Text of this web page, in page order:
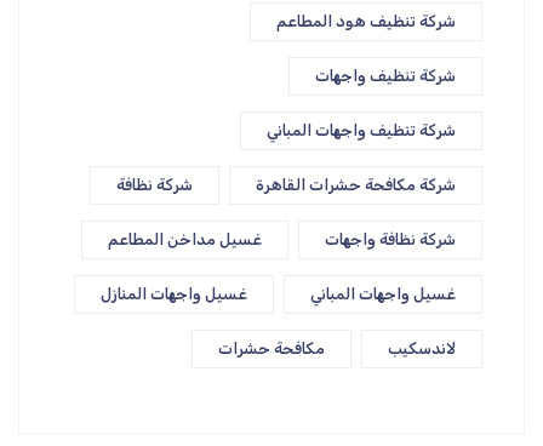
شركة تنظيف هود المطاعم
شركة تنظيف واجهات
شركة تنظيف واجهات المباني
شركة مكافحة حشرات القاهرة شركة نظافة
شركة نظافة واجهات غسيل مداخن المطاعم
غسيل واجهات المباني غسيل واجهات المنازل
لاندسكيب مكافحة حشرات